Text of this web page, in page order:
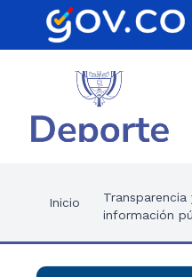
Inicio
Transparencia
información